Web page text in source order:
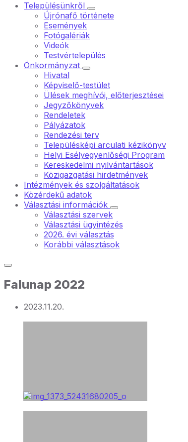
Településünkről
Újrónafő története
Események
Fotógalériák
Videók
Testvértelepülés
Önkormányzat
Hivatal
Képviselő-testület
Ülések meghívói, előterjesztései
Jegyzőkönyvek
Rendeletek
Pályázatok
Rendezési terv
Településképi arculati kézikönyv
Helyi Esélyegyenlőségi Program
Kereskedelmi nyilvántartások
Közigazgatási hirdetmények
Intézmények és szolgáltatások
Közérdekű adatok
Választási információk
Választási szervek
Választási ügyintézés
2026. évi választás
Korábbi választások
Falunap 2022
2023.11.20.